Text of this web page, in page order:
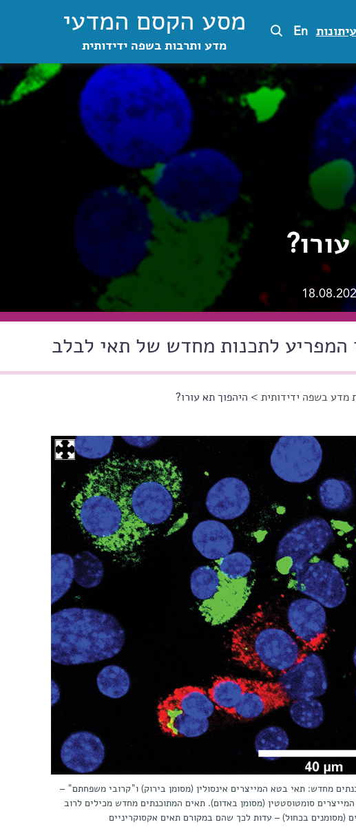
En מסע הקסם המדעי
מדע ותרבות בשפה ידידותית
המפריע לתכנות מחדש של תאי לבלב
מדע בשפה ידידותית > היהפוך תא עורו?
מחדש: תאי בטא המייצרים אינסולין (מסומן בירוק) ו"קרובי משפחתם" –
סומטוסטטין (מסומן באדום). תאים המתוכנתים מחדש מכילים לרוב
(מסומנים בכחול) – עדות לכך שהם במקורם תאים אקסוקריניים